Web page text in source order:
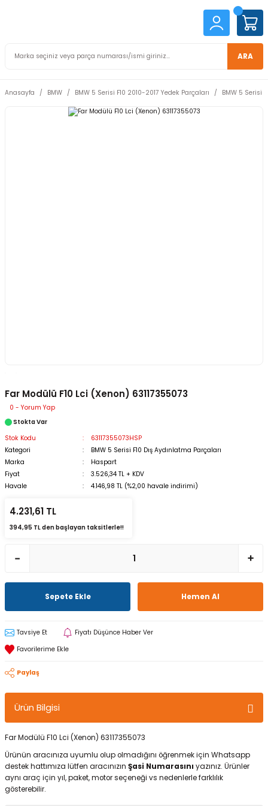
ARA
Anasayfa BMW BMW 5 Serisi F10 2010-2017 Yedek Parçaları BMW 5 Serisi
Far Modülü F10 Lci (Xenon) 63117355073
0 - Yorum Yap
Stokta Var
Stok Kodu
63117355073HSP
Kategori
BMW 5 Serisi F10 Dış Aydınlatma Parçaları
Marka
Haspart
Fiyat
3.526,34 TL + KDV
Havale
4.146,98 TL (%2,00 havale indirimi)
4.231,61 TL
394,95 TL den başlayan taksitlerle!!
Sepete Ekle Hemen Al
Tavsiye Et Fiyatı Düşünce Haber Ver
Paylaş
Ürün Bilgisi
Far Modülü F10 Lci (Xenon) 63117355073
Ürünün aracınıza uyumlu olup olmadığını öğrenmek için Whatsapp
destek hattımıza lütfen aracınızın Şasi Numarasını yazınız. Ürünler
aynı araç için yıl, paket, motor seçeneği vs nedenlerle farklılık
gösterebilir.